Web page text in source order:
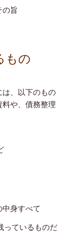
の旨
もの
は、以下のもの
や、債務整理
身すべて
っているものだ